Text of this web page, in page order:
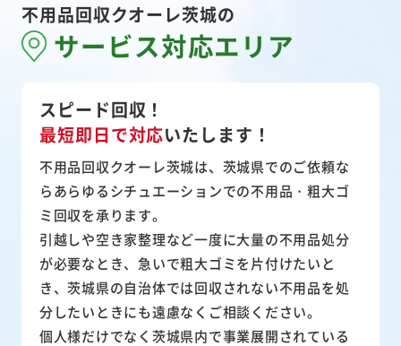
不用品回収クオーレ茨城の
サービス対応エリア
スピード回収！
最短即日で対応いたします！
不用品回収クオーレ茨城は、茨城県でのご依頼な
らあらゆるシチュエーションでの不用品・粗大ゴ
ミ回収を承ります。
引越しや空き家整理など一度に大量の不用品処分
が必要なとき、急いで粗大ゴミを片付けたいと
き、茨城県の自治体では回収されない不用品を処
分したいときにも遠慮なくご相談ください。
個人様だけでなく茨城県内で事業展開されている